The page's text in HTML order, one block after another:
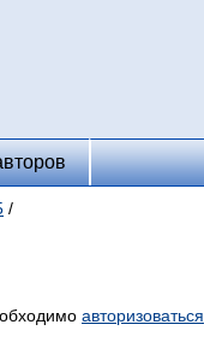
/
авторизоваться